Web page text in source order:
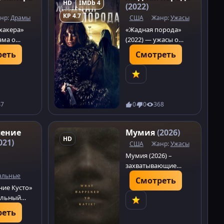
Драмы
о
жену и
HD
IMDb 4
KP 4.7
(2022)
США Жанр:Ужасы
«Жадная порода»
(2022) — ужасы о
семейных распрях и
таинственной тьме в
загородном
особняке.
атмосферу страха!
Смотреть
0 0 368
Кусто»
HD
Мумия(2026)
США Жанр:Ужасы
Мумия (2026) –
захватывающие
ужасы от Ли Кронина.
Пропавшая дочь
возвращается спустя
8 лет, превращая
Смотреть